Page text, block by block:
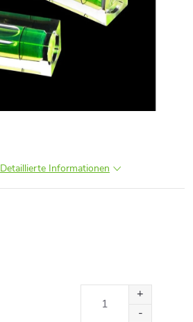
Detaillierte Informationen